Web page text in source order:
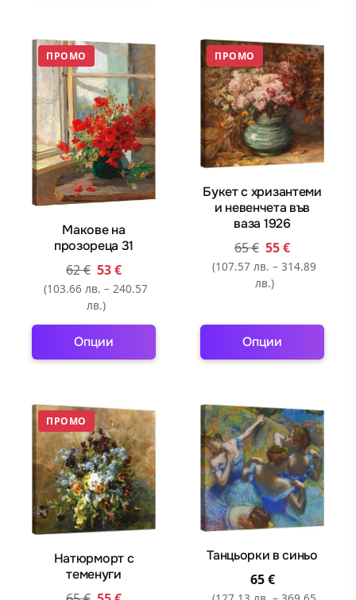
has
multiple
variants.
The
options
may
be
chosen
on
product
page
has
multiple
variants.
The
options
may
be
on
the
product
page
ПРОМО
Макове на
прозореца 31
62€ 53€
(103.66 лв. – 240.57
лв.)
Опции
has
multiple
variants.
The
options
may
be
on
the
ПРОМО
Букет с хризантеми
и невенчета във
ваза 1926
65€ 55€
(107.57 лв. – 314.89
лв.)
Опции
has
multiple
variants.
The
options
may
be
the
ПРОМО
Натюрморт с
теменуги
Танцьорки в синьо
65€